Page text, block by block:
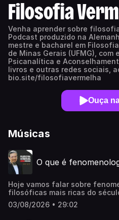
Filosofia
Venha aprender sobre
Podcast produzido na
mestre e bacharel em
de Minas Gerais (UFMG),
Psicanalítica e
livros e outras redes sociais,
bio.site/filosofiavermelha
Ouça
Músicas
O que é
Hoje vamos falar sobre
filosóficas mais ricas do
apenas para diversas áreas
para disciplinas como a
03/08/2026 • 29:02